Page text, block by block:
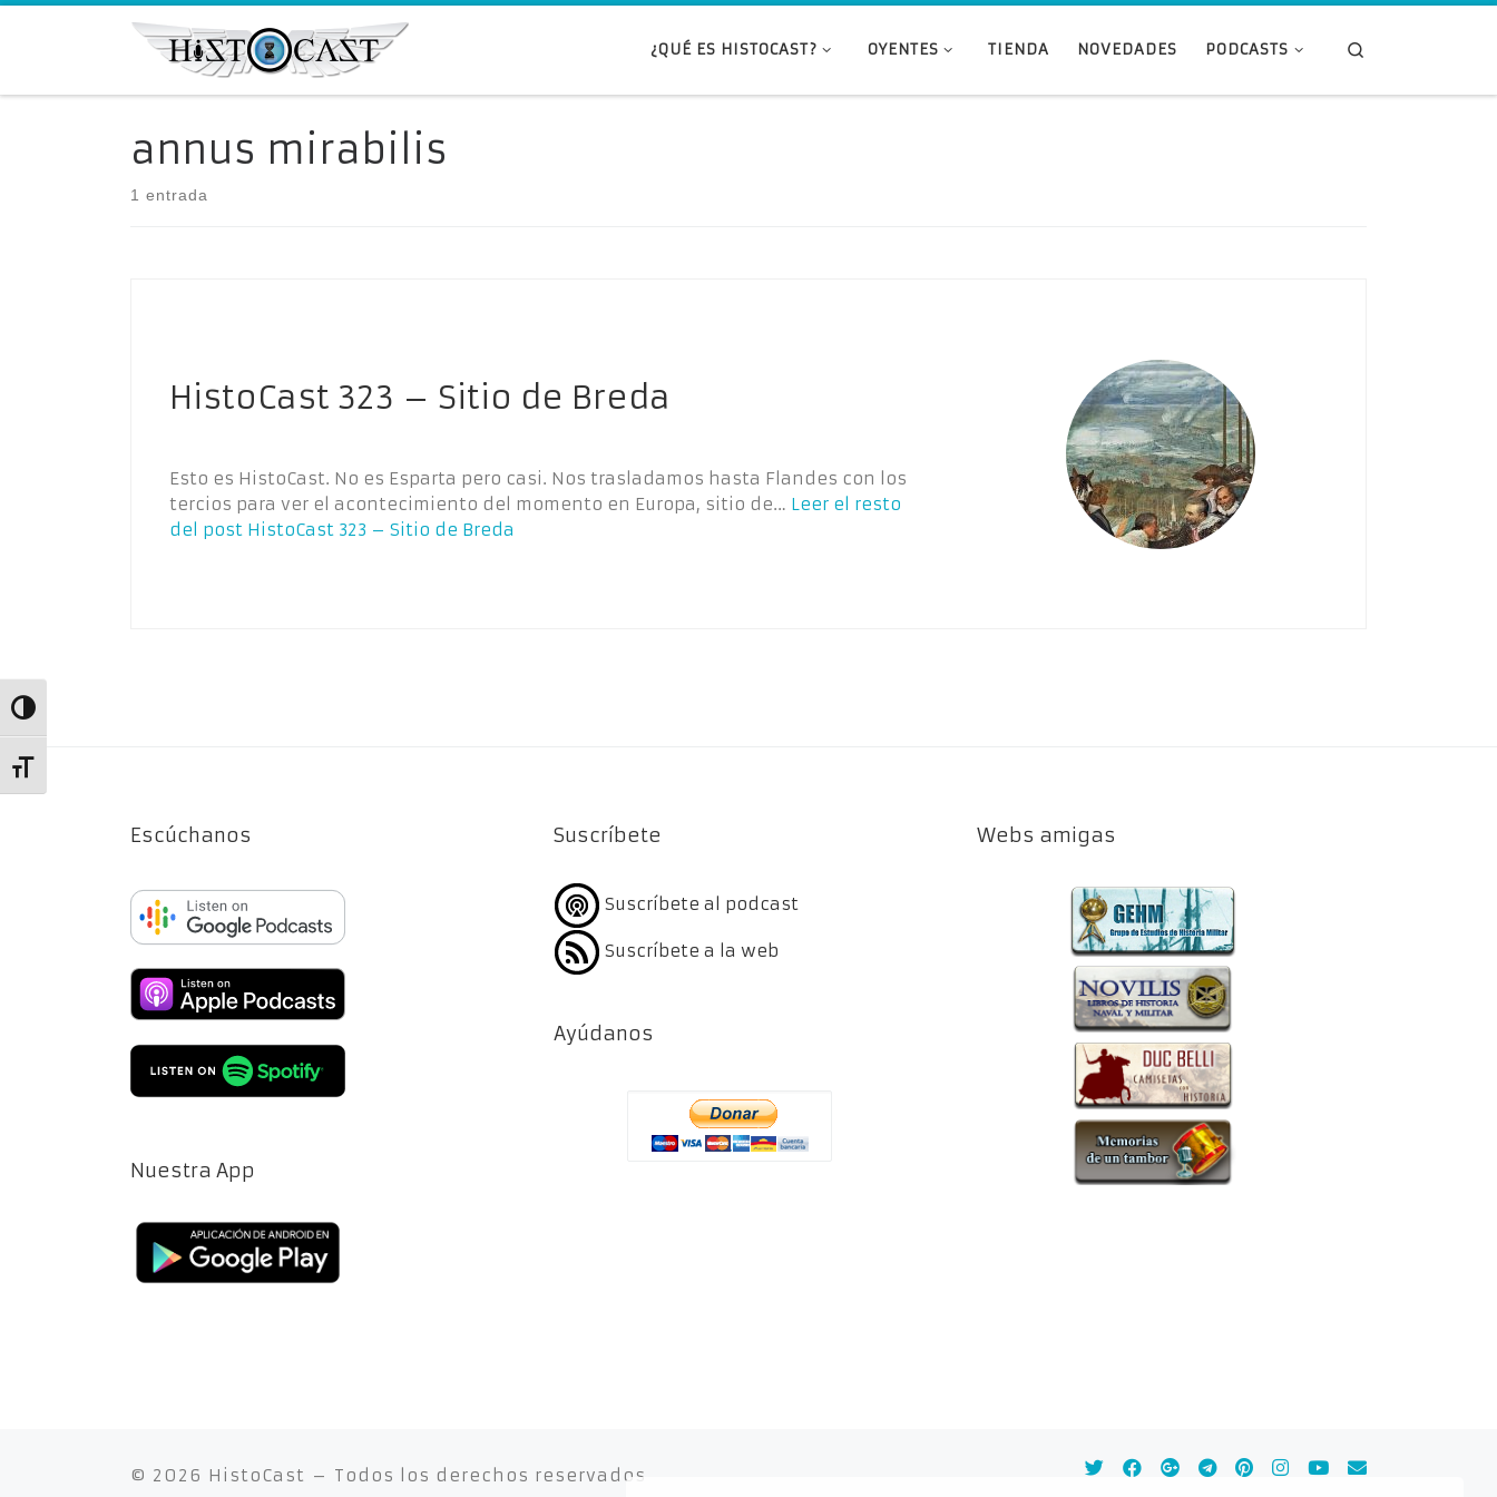
Alternar alto contraste
Alternar tamaño de letra
Saltar al contenido
¿QUÉ ES HISTOCAST? OYENTES TIENDA NOVEDADES PODCASTS
annus mirabilis
1 entrada
HistoCast 323 – Sitio de Breda
Esto es HistoCast. No es Esparta pero casi. Nos trasladamos hasta Flandes con los
tercios para ver el acontecimiento del momento en Europa, sitio de… Leer el resto
del post HistoCast 323 – Sitio de Breda
Escúchanos
Nuestra App
Suscríbete
Suscríbete al podcast
Suscríbete a la web
Ayúdanos
Webs amigas
© 2026 HistoCast – Todos los derechos reservados